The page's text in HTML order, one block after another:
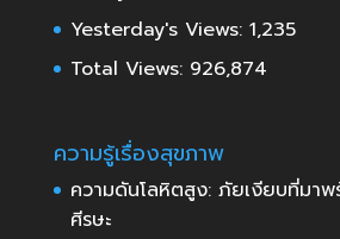
Yesterday's Views: 1,235
Total Views: 926,874
ความรู้เรื่องสุขภาพ
ความดันโลหิตสูง: ภัยเงียบที่มาพ
ศีรษะ